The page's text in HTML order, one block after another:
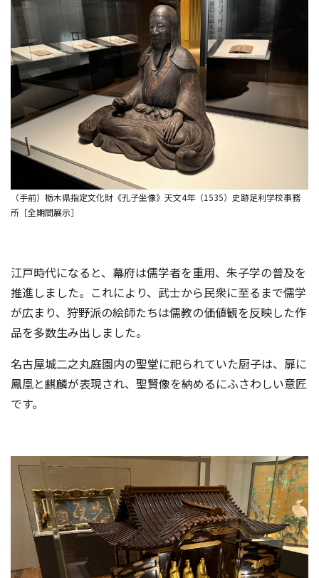
（手前）栃木県指定文化財《孔子坐像》天文4年（1535）史跡足利学校事務
所［全期間展示］
江戸時代になると、幕府は儒学者を重用、朱子学の普及を
推進しました。これにより、武士から民衆に至るまで儒学
が広まり、狩野派の絵師たちは儒教の価値観を反映した作
品を多数生み出しました。
名古屋城二之丸庭園内の聖堂に祀られていた厨子は、扉に
鳳凰と麒麟が表現され、聖賢像を納めるにふさわしい意匠
です。